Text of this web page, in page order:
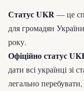
Статус UKR— це
для громадян
року.
Офіційно статус
дати всі українці
легально